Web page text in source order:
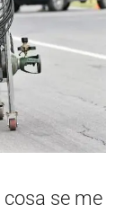
cosa se me